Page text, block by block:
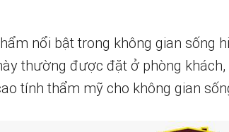
nổi bật trong không gian sống
thường được đặt ở phòng
tính thẩm mỹ cho không gian